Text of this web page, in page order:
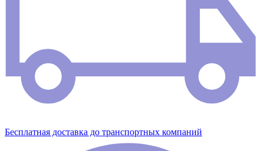
Бесплатная доставка до транспортных компаний